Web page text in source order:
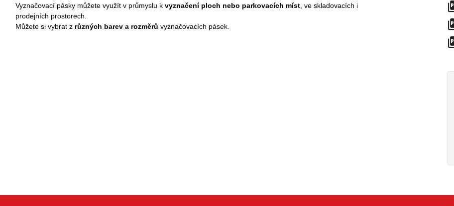
Vyznačovací pásky můžete využít v průmyslu k vyznačení ploch nebo parkovacích míst , ve skladovacích i
prodejních prostorech.
Můžete si vybrat z různých barev a rozměrů vyznačovacích pásek.